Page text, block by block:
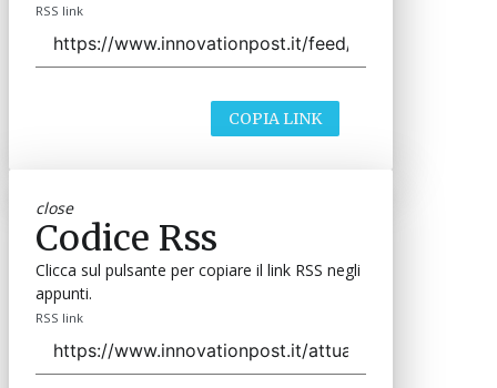
RSS link
COPIA LINK
close
Codice Rss
Clicca sul pulsante per copiare il link RSS negli
appunti.
RSS link